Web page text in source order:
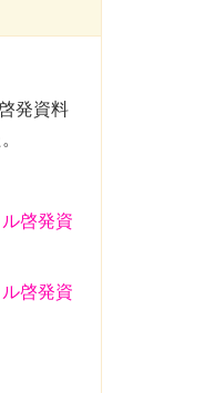
発資料
啓発資
啓発資